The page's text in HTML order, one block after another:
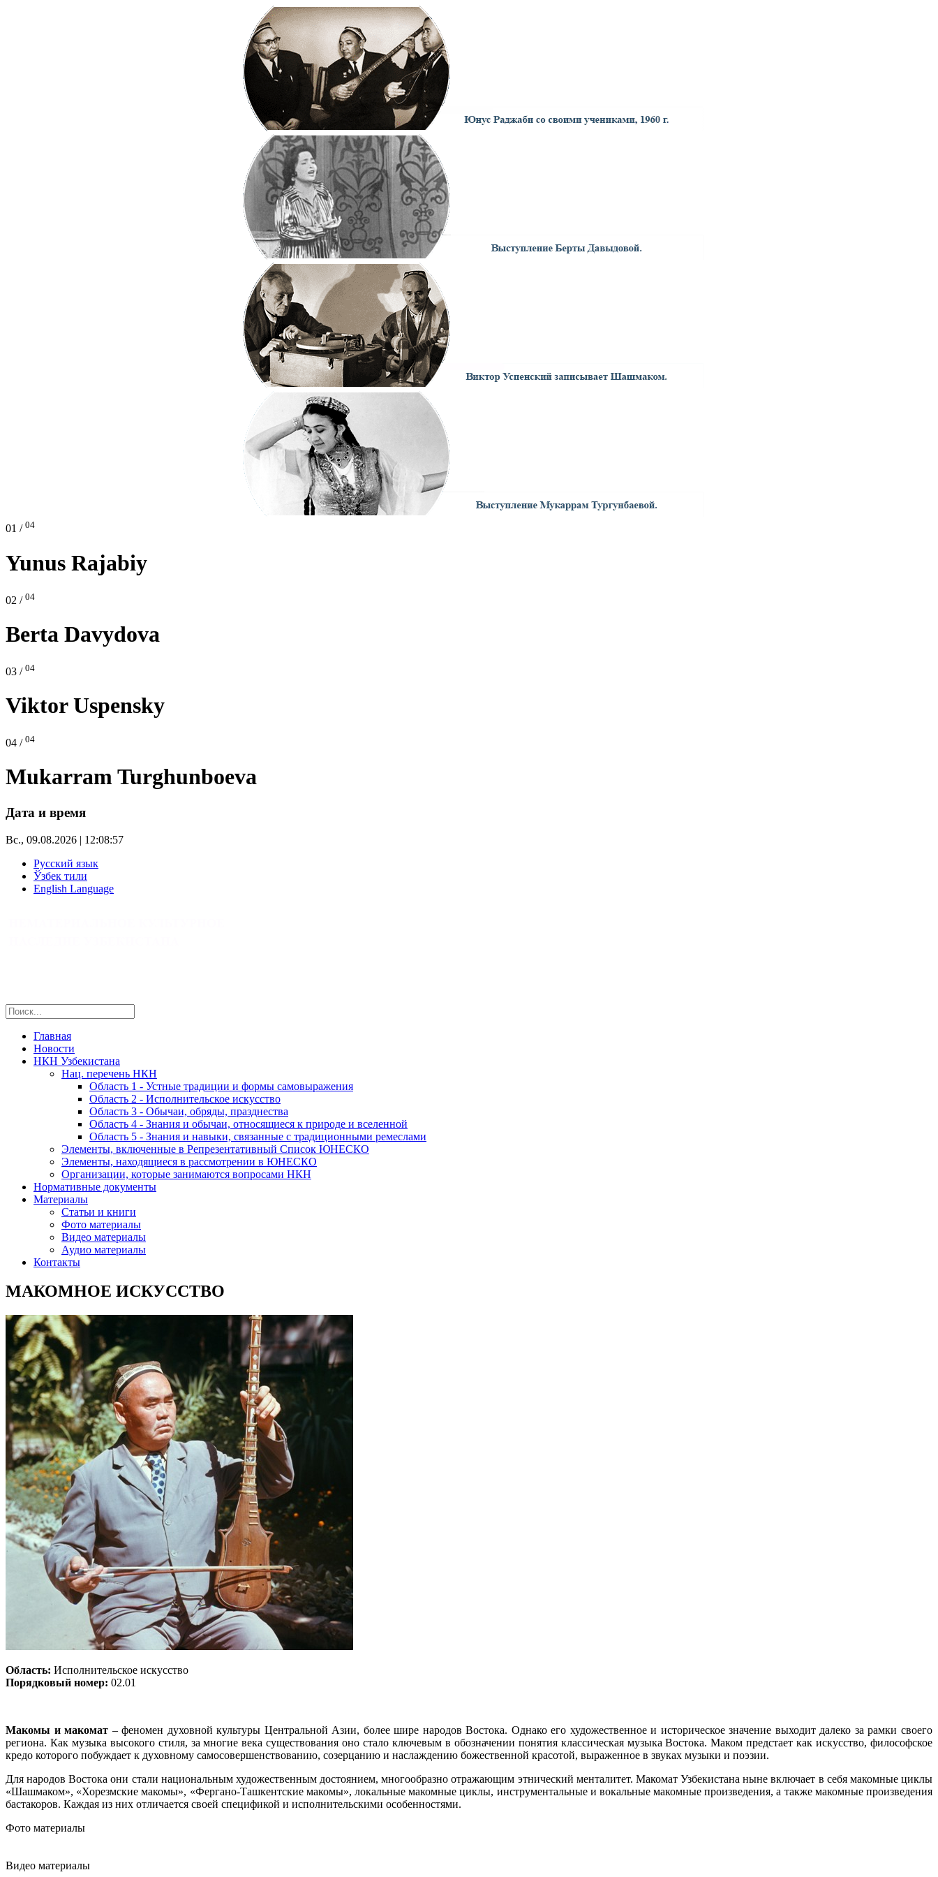
01 / 04
Yunus Rajabiy
02 / 04
Berta Davydova
03 / 04
Viktor Uspensky
04 / 04
Mukarram Turghunboeva
Дата и время
Вс., 09.08.2026 | 12:08:58
Русский язык
Ўзбек тили
English Language
Главная
Новости
НКН Узбекистана
Нац. перечень НКН
Область 1 - Устные традиции и формы самовыражения
Область 2 - Исполнительское искусство
Область 3 - Обычаи, обряды, празднества
Область 4 - Знания и обычаи, относящиеся к природе и вселенной
Область 5 - Знания и навыки, связанные с традиционными ремеслами
Элементы, включенные в Репрезентативный Список ЮНЕСКО
Элементы, находящиеся в рассмотрении в ЮНЕСКО
Организации, которые занимаются вопросами НКН
Нормативные документы
Материалы
Статьи и книги
Фото материалы
Видео материалы
Аудио материалы
Контакты
МАКОМНОЕ ИСКУССТВО
Область: Исполнительское искусство
Порядковый номер: 02.01
Макомы и макомат – феномен духовной культуры Центральной Азии, более шире народов Востока. Однако его художественное и историческое значение выходит далеко за рамки своего
региона. Как музыка высокого стиля, за многие века существования оно стало ключевым в обозначении понятия классическая музыка Востока. Маком предстает как искусство, философское
кредо которого побуждает к духовному самосовершенствованию, созерцанию и наслаждению божественной красотой, выраженное в звуках музыки и поэзии.
Для народов Востока они стали национальным художественным достоянием, многообразно отражающим этнический менталитет. Макомат Узбекистана ныне включает в себя макомные циклы
«Шашмаком», «Хорезмские макомы», «Фергано-Ташкентские макомы», локальные макомные циклы, инструментальные и вокальные макомные произведения, а также макомные произведения
бастакоров. Каждая из них отличается своей спецификой и исполнительскими особенностями.
Фото материалы
Видео материалы